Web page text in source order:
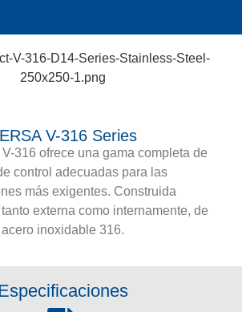
V-316 Series
V-316 ofrece una gama completa de
control adecuadas para las
más exigentes. Construida
externa como internamente, de
acero inoxidable 316.